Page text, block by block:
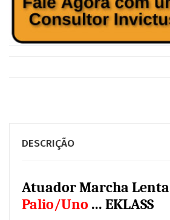
DESCRIÇÃO
Atuador Marcha Lenta
Palio/Uno ... EKLASS